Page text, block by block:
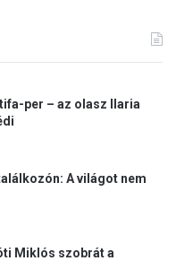
per – az olasz Ilaria
A világot nem
Miklós szobrát a